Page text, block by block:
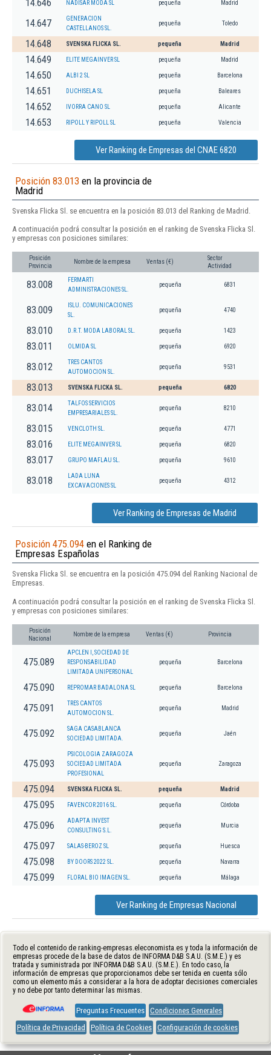
14.646 NADISAR MODA SL pequeña Madrid
14.647
GENERACION
CASTELLANOS SL.
pequeña Toledo
14.648 SVENSKA FLICKA SL. pequeña Madrid
14.649 ELITE MEGAINVER SL pequeña Madrid
14.650 ALBI 2 SL pequeña Barcelona
14.651 DUCHISELA SL pequeña Baleares
14.652 IVORRA CANO SL pequeña Alicante
14.653 RIPOLL Y RIPOLL SL pequeña Valencia
Ver Ranking de Empresas del CNAE 6820
Posición 83.013 en la provincia de
Madrid
Svenska Flicka Sl. se encuentra en la posición 83.013 del Ranking de Madrid.
A continuación podrá consultar la posición en el ranking de Svenska Flicka Sl.
y empresas con posiciones similares:
Posición
Provincia
Nombre de la empresa Ventas (€)
Sector
Actividad
83.008
FERMARTI
ADMINISTRACIONES SL.
pequeña 6831
83.009
ISLU. COMUNICACIONES
SL.
pequeña 4740
83.010 D.R.T. MODA LABORAL SL. pequeña 1423
83.011 OLMIDA SL pequeña 6920
83.012
TRES CANTOS
AUTOMOCION SL.
pequeña 9531
83.013 SVENSKA FLICKA SL. pequeña 6820
83.014
TALFOS SERVICIOS
EMPRESARIALES SL.
pequeña 8210
83.015 VENCLOTH SL. pequeña 4771
83.016 ELITE MEGAINVER SL pequeña 6820
83.017 GRUPO MAFLAU SL. pequeña 9610
83.018
LADA LUNA
EXCAVACIONES SL
pequeña 4312
Ver Ranking de Empresas de Madrid
Posición 475.094 en el Ranking de
Empresas Españolas
Svenska Flicka Sl. se encuentra en la posición 475.094 del Ranking Nacional de
Empresas.
A continuación podrá consultar la posición en el ranking de Svenska Flicka Sl.
y empresas con posiciones similares:
Posición
Nacional
Nombre de la empresa Ventas (€) Provincia
475.089
APCLEN I, SOCIEDAD DE
RESPONSABILIDAD
LIMITADA UNIPERSONAL
pequeña Barcelona
475.090 REPROMAR BADALONA SL pequeña Barcelona
475.091
TRES CANTOS
AUTOMOCION SL.
pequeña Madrid
475.092
SAGA CASABLANCA
SOCIEDAD LIMITADA.
pequeña Jaén
475.093
PSICOLOGIA ZARAGOZA
SOCIEDAD LIMITADA
PROFESIONAL
pequeña Zaragoza
475.094 SVENSKA FLICKA SL. pequeña Madrid
475.095 FAVENCOR 2016 SL. pequeña Córdoba
475.096
ADAPTA INVEST
CONSULTING S.L.
pequeña Murcia
475.097 SALAS-BEROZ SL pequeña Huesca
475.098 BY DOORS 2022 SL. pequeña Navarra
475.099 FLORAL BIO IMAGEN SL. pequeña Málaga
Ver Ranking de Empresas Nacional
Todo el contenido de ranking-empresas.eleconomista.es y toda la información de
empresas procede de la base de datos de INFORMA D&B S.A.U. (S.M.E.) y es
tratada y suministrada por INFORMA D&B S.A.U. (S.M.E.). En todo caso, la
información de empresas que proporcionamos debe ser tenida en cuenta sólo
como un elemento más a considerar a la hora de adoptar decisiones comerciales
y no debe por tanto determinar las mismas.
Preguntas Frecuentes Condiciones Generales
Política de Privacidad
Política de Cookies Configuración de cookies